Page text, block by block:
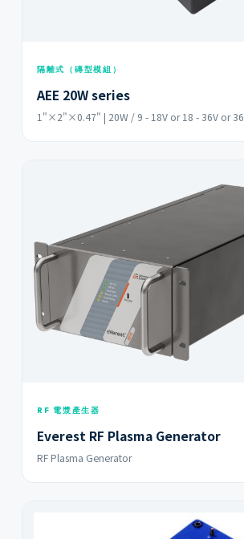
隔離式（磚型模組）
AEE 20W series
1"×2"×0.47" | 20W / 9 - 18V or 18 - 36V or 36
RF 電漿產生器
Everest RF Plasma Generator
RF Plasma Generator